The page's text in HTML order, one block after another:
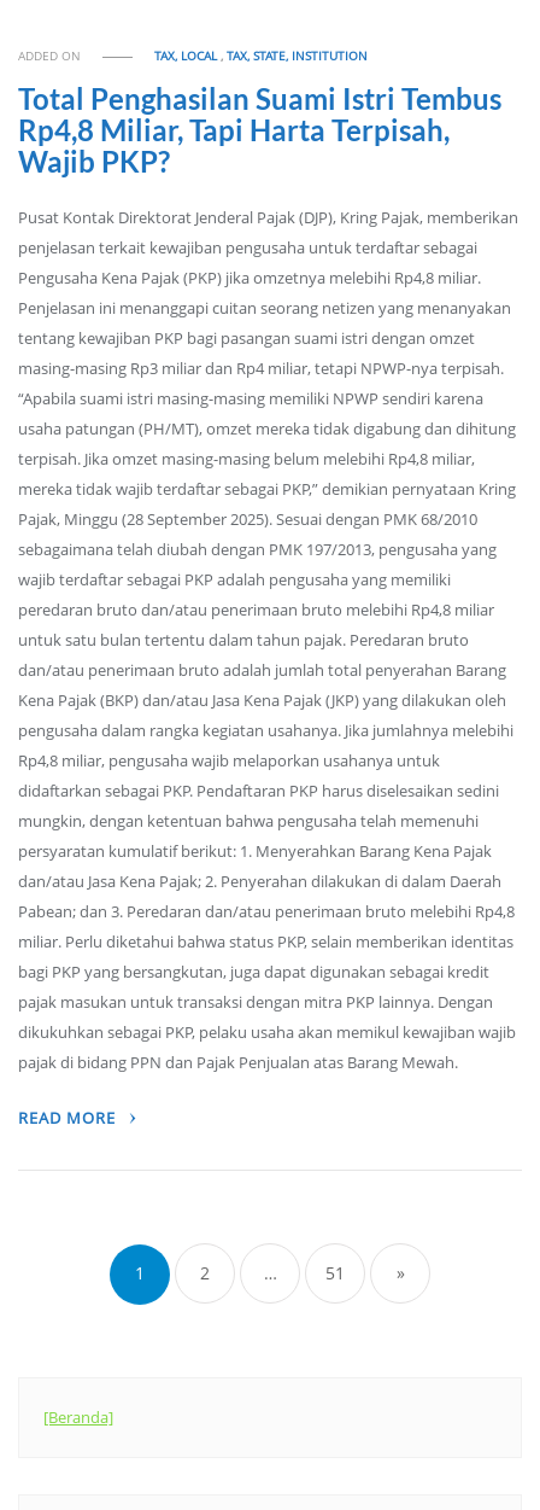
ADDED ON TAX, LOCAL,TAX, STATE, INSTITUTION
Total Penghasilan Suami Istri Tembus
Rp4,8 Miliar, Tapi Harta Terpisah,
Wajib PKP?
Pusat Kontak Direktorat Jenderal Pajak (DJP), Kring Pajak, memberikan
penjelasan terkait kewajiban pengusaha untuk terdaftar sebagai
Pengusaha Kena Pajak (PKP) jika omzetnya melebihi Rp4,8 miliar.
Penjelasan ini menanggapi cuitan seorang netizen yang menanyakan
tentang kewajiban PKP bagi pasangan suami istri dengan omzet
masing-masing Rp3 miliar dan Rp4 miliar, tetapi NPWP-nya terpisah.
“Apabila suami istri masing-masing memiliki NPWP sendiri karena
usaha patungan (PH/MT), omzet mereka tidak digabung dan dihitung
terpisah. Jika omzet masing-masing belum melebihi Rp4,8 miliar,
mereka tidak wajib terdaftar sebagai PKP,” demikian pernyataan Kring
Pajak, Minggu (28 September 2025). Sesuai dengan PMK 68/2010
sebagaimana telah diubah dengan PMK 197/2013, pengusaha yang
wajib terdaftar sebagai PKP adalah pengusaha yang memiliki
peredaran bruto dan/atau penerimaan bruto melebihi Rp4,8 miliar
untuk satu bulan tertentu dalam tahun pajak. Peredaran bruto
dan/atau penerimaan bruto adalah jumlah total penyerahan Barang
Kena Pajak (BKP) dan/atau Jasa Kena Pajak (JKP) yang dilakukan oleh
pengusaha dalam rangka kegiatan usahanya. Jika jumlahnya melebihi
Rp4,8 miliar, pengusaha wajib melaporkan usahanya untuk
didaftarkan sebagai PKP. Pendaftaran PKP harus diselesaikan sedini
mungkin, dengan ketentuan bahwa pengusaha telah memenuhi
persyaratan kumulatif berikut: 1. Menyerahkan Barang Kena Pajak
dan/atau Jasa Kena Pajak; 2. Penyerahan dilakukan di dalam Daerah
Pabean; dan 3. Peredaran dan/atau penerimaan bruto melebihi Rp4,8
miliar. Perlu diketahui bahwa status PKP, selain memberikan identitas
bagi PKP yang bersangkutan, juga dapat digunakan sebagai kredit
pajak masukan untuk transaksi dengan mitra PKP lainnya. Dengan
dikukuhkan sebagai PKP, pelaku usaha akan memikul kewajiban wajib
pajak di bidang PPN dan Pajak Penjualan atas Barang Mewah.
READ MORE
navigation
1 2 … 51 »
[Beranda]